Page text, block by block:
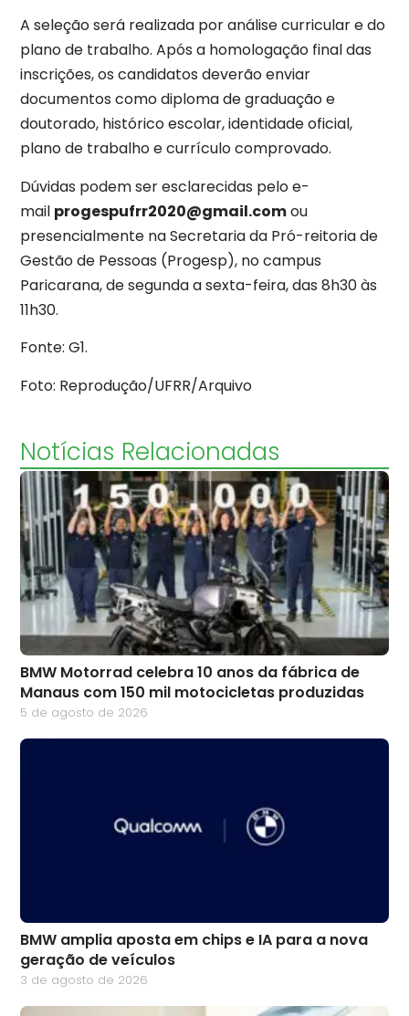
A seleção será realizada por análise curricular e do
plano de trabalho. Após a homologação final das
inscrições, os candidatos deverão enviar
documentos como diploma de graduação e
doutorado, histórico escolar, identidade oficial,
plano de trabalho e currículo comprovado.
Dúvidas podem ser esclarecidas pelo e-
mail progespufrr2020@gmail.comou
presencialmente na Secretaria da Pró-reitoria de
Gestão de Pessoas (Progesp), no campus
Paricarana, de segunda a sexta-feira, das 8h30 às
11h30.
Fonte: G1.
Foto: Reprodução/UFRR/Arquivo
Notícias Relacionadas
BMW Motorrad celebra 10 anos da fábrica de
Manaus com 150 mil motocicletas produzidas
5 de agosto de 2026
BMW amplia aposta em chips e IA para a nova
geração de veículos
3 de agosto de 2026